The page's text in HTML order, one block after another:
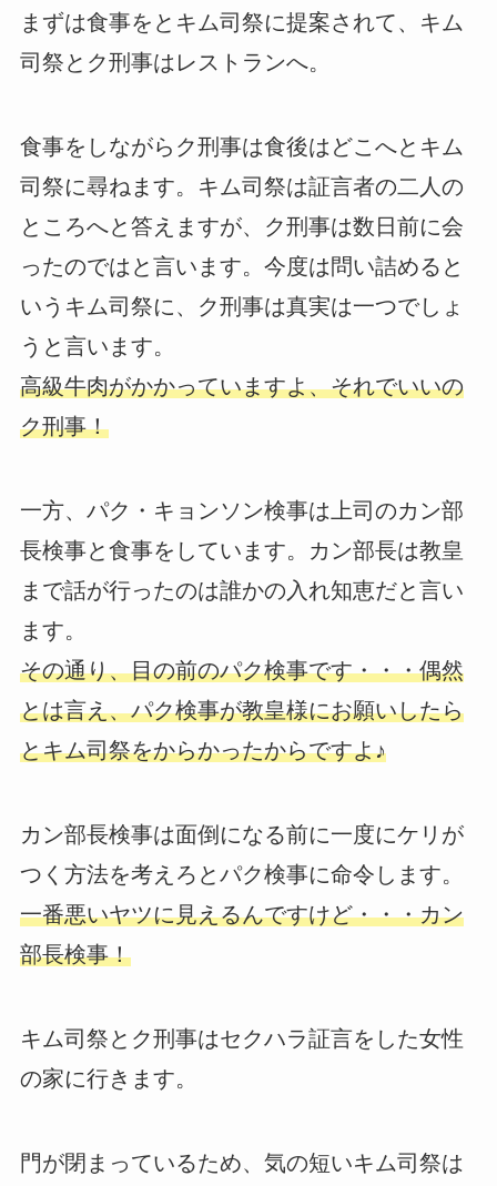
まずは食事をとキム司祭に提案されて、キム
司祭とク刑事はレストランへ。
食事をしながらク刑事は食後はどこへとキム
司祭に尋ねます。キム司祭は証言者の二人の
ところへと答えますが、ク刑事は数日前に会
ったのではと言います。今度は問い詰めると
いうキム司祭に、ク刑事は真実は一つでしょ
うと言います。
高級牛肉がかかっていますよ、それでいいの
ク刑事！
一方、パク・キョンソン検事は上司のカン部
長検事と食事をしています。カン部長は教皇
まで話が行ったのは誰かの入れ知恵だと言い
ます。
その通り、目の前のパク検事です・・・偶然
とは言え、パク検事が教皇様にお願いしたら
とキム司祭をからかったからですよ♪
カン部長検事は面倒になる前に一度にケリが
つく方法を考えろとパク検事に命令します。
一番悪いヤツに見えるんですけど・・・カン
部長検事！
キム司祭とク刑事はセクハラ証言をした女性
の家に行きます。
門が閉まっているため、気の短いキム司祭は